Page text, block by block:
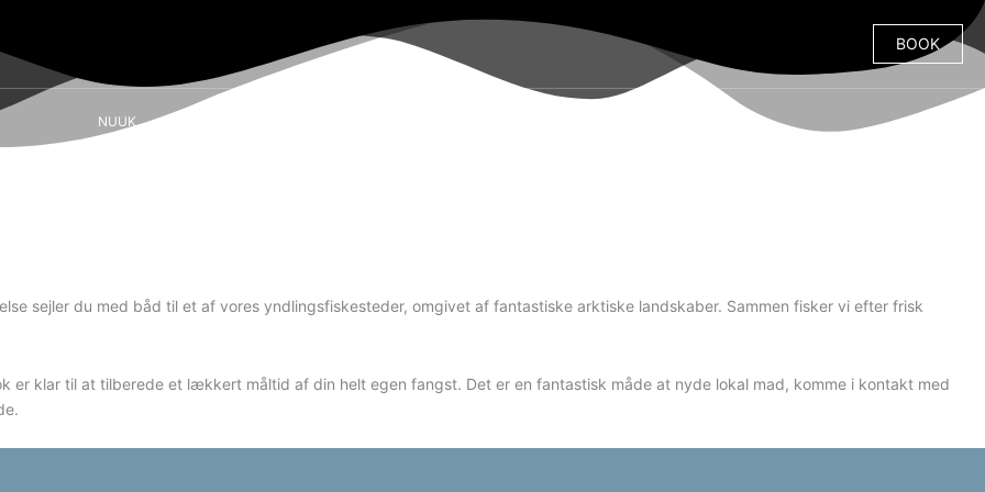
BOOK
NUUK SISIMIUT
sejler du med båd til et af vores yndlingsfiskesteder, omgivet af fantastiske arktiske landskaber. Sammen fisker vi efter frisk
er klar til at tilberede et lækkert måltid af din helt egen fangst. Det er en fantastisk måde at nyde lokal mad, komme i kontakt med